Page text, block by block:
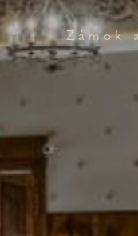
Reštaurácia
Reštaurácia Ava
Zámocké menu
Zámok